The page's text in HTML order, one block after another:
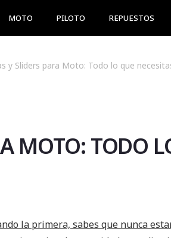
MOTO PILOTO REPUESTOS
y Sliders para Moto: Todo lo que
MOTO: TODO
la primera, sabes que nunca